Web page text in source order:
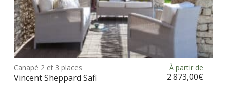
Ce
Canapé 2 et 3 places
Vincent Sheppard Safi
À partir de
2 873,00€